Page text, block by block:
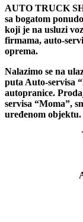
AUTO TRUCK
sa bogatom
koji je na usluzi
firmama, auto-
oprema.
Nalazimo se na
puta Auto-servisa
autopranice.
servisa “Moma”,
uređenom objektu.